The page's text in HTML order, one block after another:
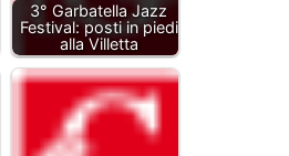
3° Garbatella Jazz
Festival: posti in piedi
alla Villetta